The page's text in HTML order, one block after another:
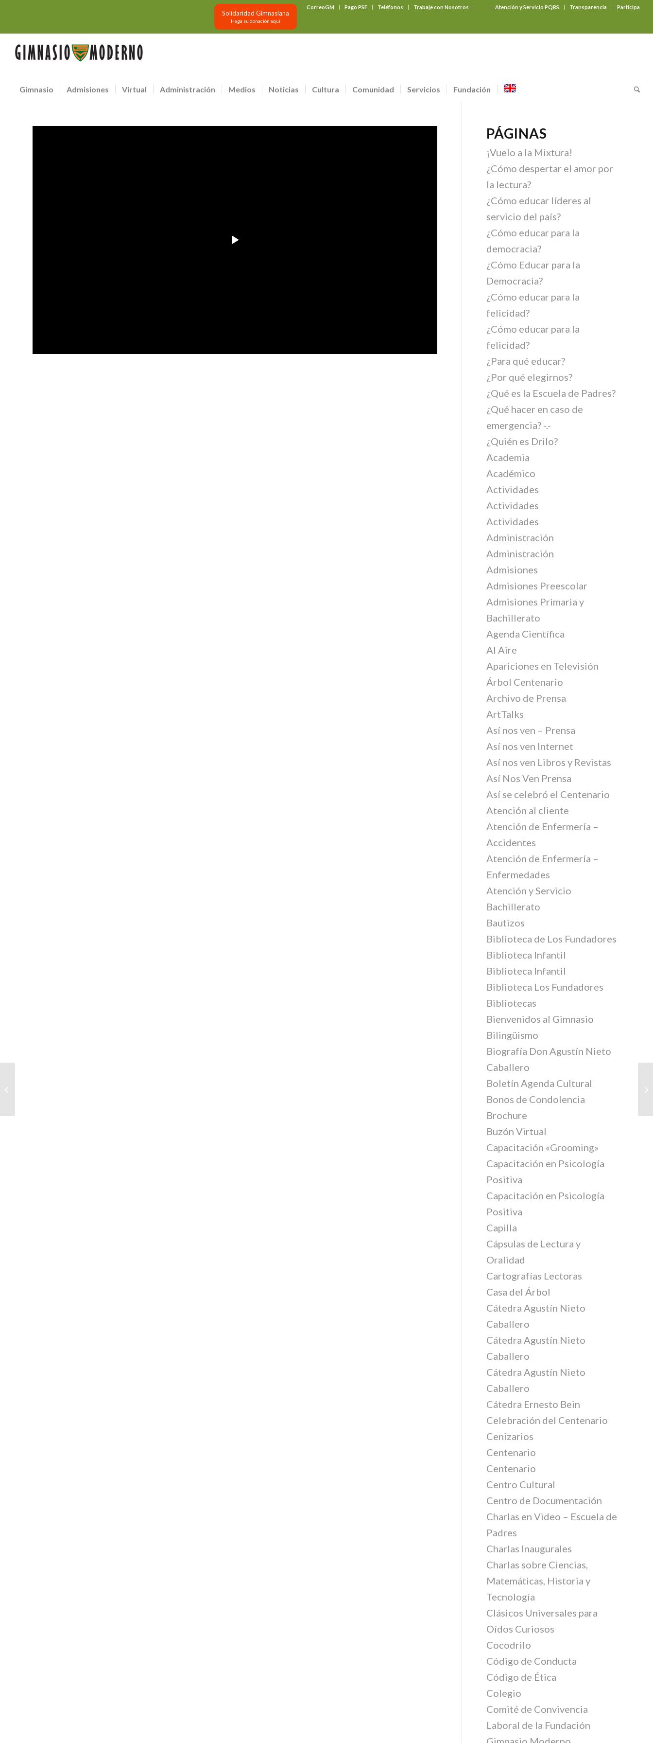
CorreoGM Pago PSE Teléfonos Trabaje con Nosotros Atención y Servicio PQRS Transparencia Participa
Solidaridad Gimnasiana
Haga su donación aquí
Gimnasio Admisiones Virtual Administración Medios Noticias Cultura Comunidad Servicios Fundación
PÁGINAS
¡Vuelo a la Mixtura!
¿Cómo despertar el amor por
la lectura?
¿Cómo educar líderes al
servicio del país?
¿Cómo educar para la
democracia?
¿Cómo Educar para la
Democracia?
¿Cómo educar para la
felicidad?
¿Cómo educar para la
felicidad?
¿Para qué educar?
¿Por qué elegirnos?
¿Qué es la Escuela de Padres?
¿Qué hacer en caso de
emergencia? -.-
¿Quién es Drilo?
Academia
Académico
Actividades
Actividades
Actividades
Administración
Administración
Admisiones
Admisiones Preescolar
Admisiones Primaria y
Bachillerato
Agenda Científica
Al Aire
Apariciones en Televisión
Árbol Centenario
Archivo de Prensa
ArtTalks
Así nos ven – Prensa
Así nos ven Internet
Así nos ven Libros y Revistas
Así Nos Ven Prensa
Así se celebró el Centenario
Atención al cliente
Atención de Enfermería –
Accidentes
Atención de Enfermería –
Enfermedades
Atención y Servicio
Bachillerato
Bautizos
Biblioteca de Los Fundadores
Biblioteca Infantil
Biblioteca Infantil
Biblioteca Los Fundadores
Bibliotecas
Bienvenidos al Gimnasio
Bilingüismo
Biografía Don Agustín Nieto
Caballero
Boletín Agenda Cultural
Bonos de Condolencia
Brochure
Buzón Virtual
Capacitación «Grooming»
Capacitación en Psicología
Positiva
Capacitación en Psicología
Positiva
Capilla
Cápsulas de Lectura y
Oralidad
Cartografías Lectoras
Casa del Árbol
Cátedra Agustín Nieto
Caballero
Cátedra Agustín Nieto
Caballero
Cátedra Agustín Nieto
Caballero
Cátedra Ernesto Bein
Celebración del Centenario
Cenizarios
Centenario
Centenario
Centro Cultural
Centro de Documentación
Charlas en Video – Escuela de
Padres
Charlas Inaugurales
Charlas sobre Ciencias,
Matemáticas, Historia y
Tecnología
Clásicos Universales para
Oídos Curiosos
Cocodrilo
Código de Conducta
Código de Ética
Colegio
Comité de Convivencia
Laboral de la Fundación